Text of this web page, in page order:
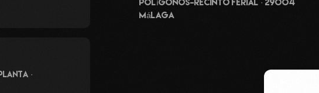
·
Polígonos-Recinto Ferial · 29004
Málaga